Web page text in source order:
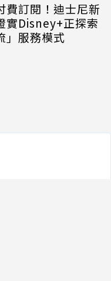
費訂閱！迪士尼新
實Disney+正探索
」服務模式